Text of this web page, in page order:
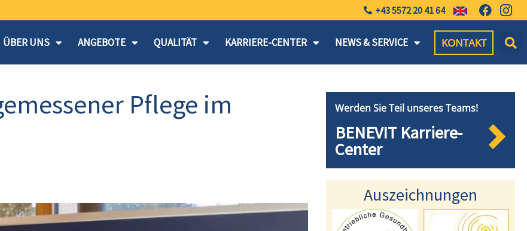
+43 5572 20 41 64
ÜBER UNS ANGEBOTE QUALITÄT KARRIERE-CENTER NEWS & SERVICE KONTAKT
Pflege im
Werden Sie Teil unseres Teams!
BENEVIT Karriere-
Center
Auszeichnungen